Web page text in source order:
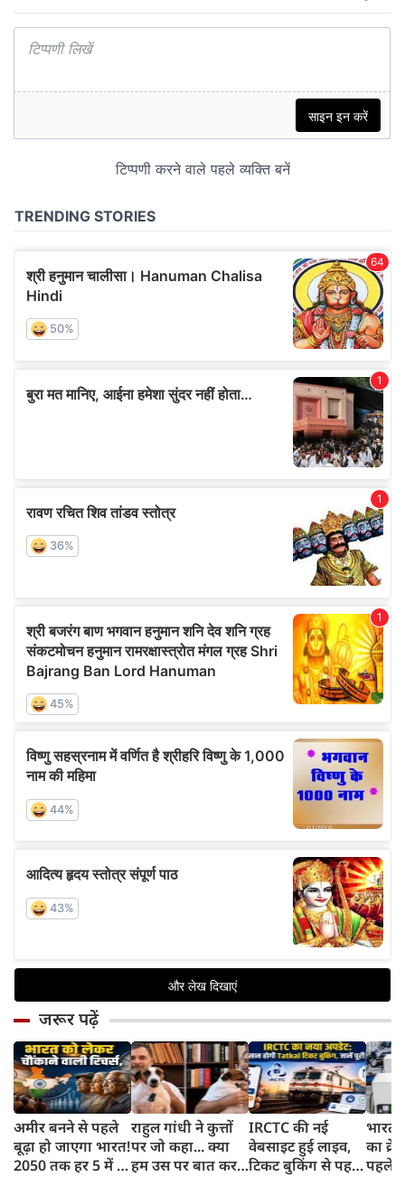
जरूर पढ़ें
अमीर बनने से पहले
बूढ़ा हो जाएगा भारत!
2050 तक हर 5 में 1
राहुल गांधी ने कुत्तों
पर जो कहा... क्या
हम उस पर बात कर
IRCTC की नई
वेबसाइट हुई लाइव,
टिकट बुकिंग से पहले
भारत
का
पहले